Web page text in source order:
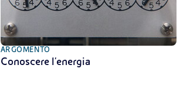
ARGOMENTO
Conoscere l'energia